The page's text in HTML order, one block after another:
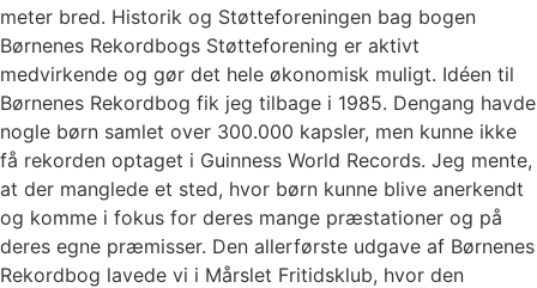
meter bred. Historik og Støtteforeningen bag bogen
Børnenes Rekordbogs Støtteforening er aktivt
medvirkende og gør det hele økonomisk muligt. Idéen til
Børnenes Rekordbog fik jeg tilbage i 1985. Dengang havde
nogle børn samlet over 300.000 kapsler, men kunne ikke
få rekorden optaget i Guinness World Records. Jeg mente,
at der manglede et sted, hvor børn kunne blive anerkendt
og komme i fokus for deres mange præstationer og på
deres egne præmisser. Den allerførste udgave af Børnenes
Rekordbog lavede vi i Mårslet Fritidsklub, hvor den